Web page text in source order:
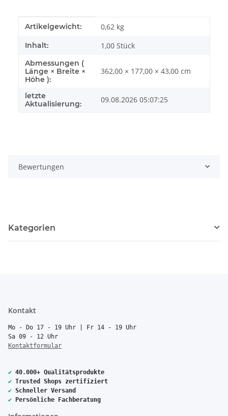
Produkteigenschaft
Wert
Artikelgewicht: 0,62 kg
Inhalt: 1,00 Stück
Abmessungen (
Länge × Breite ×
Höhe ):
362,00 × 177,00 × 43,00 cm
letzte
Aktualisierung:
09.08.2026 05:07:25
Bewertungen
Kategorien
Kontakt
Mo - Do 17 - 19 Uhr | Fr 14 - 19 Uhr
Sa 09 - 12 Uhr
Kontaktformular
✔ 40.000+ Qualitätsprodukte
✔ Trusted Shops zertifiziert
✔ Schneller Versand
✔ Persönliche Fachberatung